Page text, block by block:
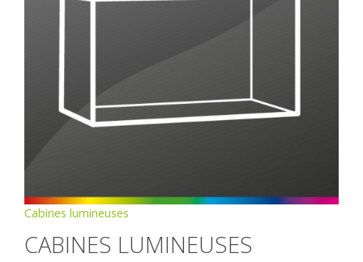
Cabines lumineuses
CABINES LUMINEUSES